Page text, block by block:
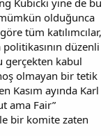
olduğunca
tüm katılımcılar,
düzenli
gerçekten kabul
olmayan bir tetik
Kasım ayında Karl
ama Fair”
bir komite zaten